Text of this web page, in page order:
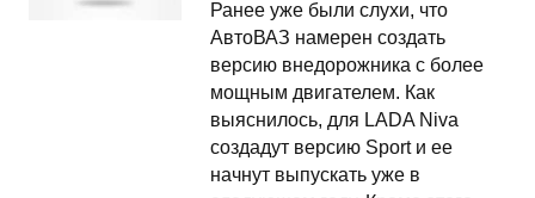
Ранее уже были слухи, что
АвтоВАЗ намерен создать
версию внедорожника с более
мощным двигателем. Как
выяснилось, для LADA Niva
создадут версию Sport и ее
начнут выпускать уже в